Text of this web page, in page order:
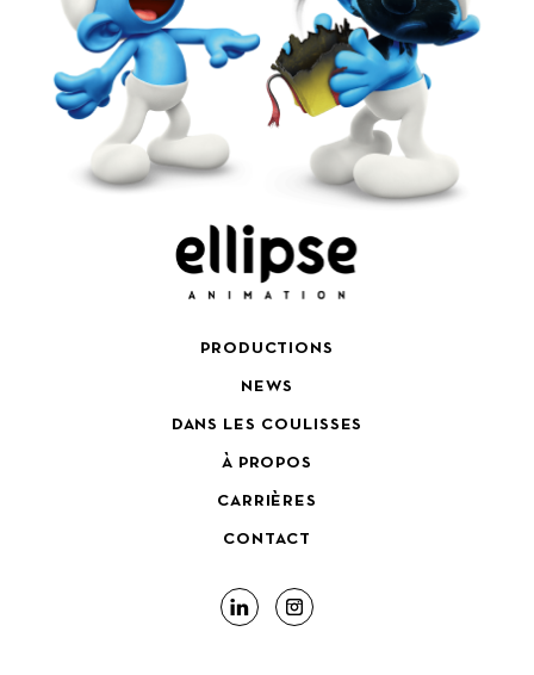
PRODUCTIONS
NEWS
DANS LES COULISSES
À PROPOS
CARRIÈRES
CONTACT